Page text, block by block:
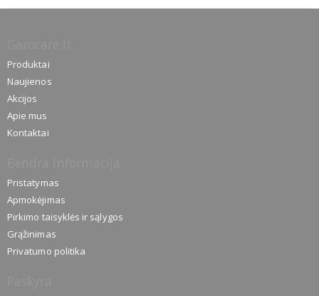
Produktai
Naujienos
Akcijos
Apie mus
Kontaktai
Pristatymas
Apmokėjimas
Pirkimo taisyklės ir sąlygos
Grąžinimas
Privatumo politika